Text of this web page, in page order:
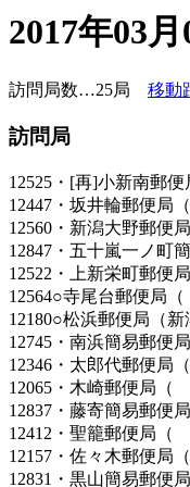
2017年03
訪問局数…25局 移動
訪問局
12525・[再]小新南郵便
12447・坂井輪郵便
12560・新潟大野郵
12847・五十嵐一ノ
12522・上新栄町郵
12564○寺尾台郵便局
12180○松浜郵便局（新
12745・南浜簡易郵
12346・太郎代郵便
12065・木崎郵便局
12837・藤寄簡易郵便
12412・聖籠郵便局
12157・佐々木郵便局
12831・黒山簡易郵便